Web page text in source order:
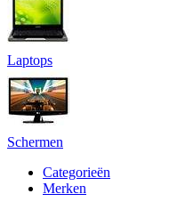
Laptops
Schermen
Categorieën
Merken